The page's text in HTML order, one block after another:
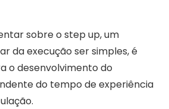
sobre o step up, um
da execução ser simples, é
o desenvolvimento do
do tempo de experiência